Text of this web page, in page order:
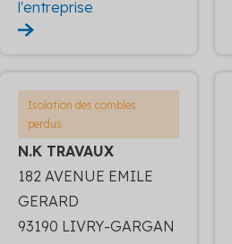
l'entreprise
Isolation des combles
perdus
N.K TRAVAUX
182 AVENUE EMILE
GERARD
93190 LIVRY-GARGAN